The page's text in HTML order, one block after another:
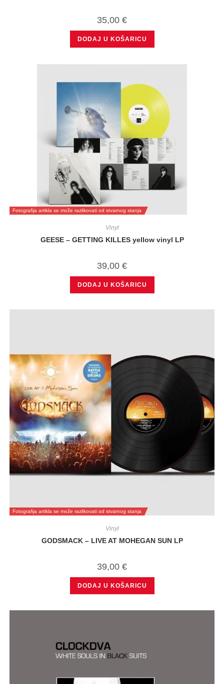
35,00 €
DODAJ U KOŠARICU
Fotografija artikla se može razlikovati od stvarnog stanja
Vinyl
GEESE – GETTING KILLES yellow vinyl LP
39,00 €
DODAJ U KOŠARICU
Fotografija artikla se može razlikovati od stvarnog stanja
Vinyl
GODSMACK – LIVE AT MOHEGAN SUN LP
39,00 €
DODAJ U KOŠARICU